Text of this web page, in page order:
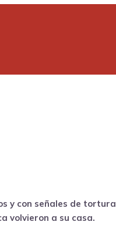
y con señales de
volvieron a su casa.